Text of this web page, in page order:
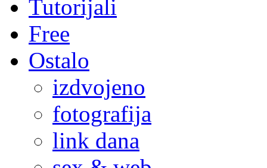
Tutorijali
Free
Ostalo
izdvojeno
fotografija
link dana